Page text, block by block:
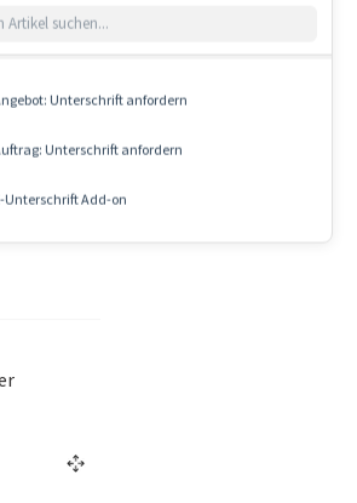
Unterschrift anfordern
Unterschrift anfordern
Unterschrift Add-on